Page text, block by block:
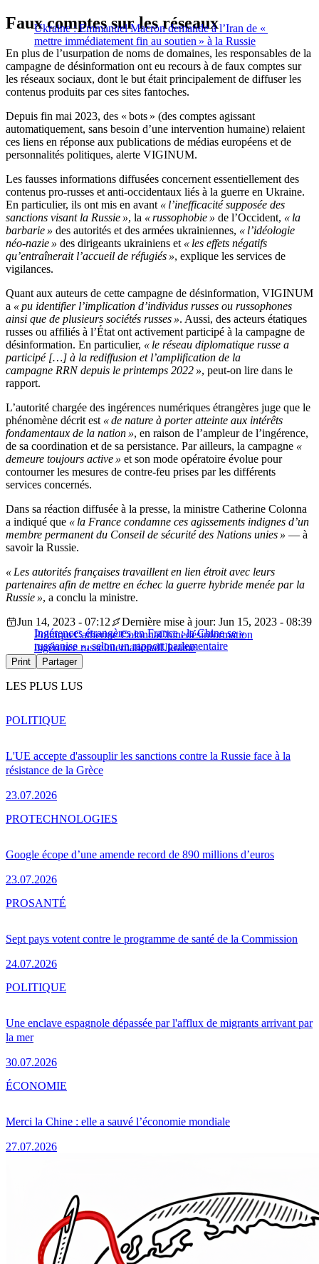
Ukraine : Emmanuel Macron demande à l’Iran de «
mettre immédiatement fin au soutien » à la Russie
Faux comptes sur les réseaux
En plus de l’usurpation de noms de domaines, les responsables de la
campagne de désinformation ont eu recours à de faux comptes sur
les réseaux sociaux, dont le but était principalement de diffuser les
contenus produits par ces sites fantoches.
Depuis fin mai 2023, des « bots » (des comptes agissant
automatiquement, sans besoin d’une intervention humaine) relaient
ces liens en réponse aux publications de médias européens et de
personnalités politiques, alerte VIGINUM.
Les fausses informations diffusées concernent essentiellement des
contenus pro-russes et anti-occidentaux liés à la guerre en Ukraine.
En particulier, ils ont mis en avant « l’inefficacité supposée des
sanctions visant la Russie », la « russophobie » de l’Occident, « la
barbarie » des autorités et des armées ukrainiennes, « l’idéologie
néo-nazie » des dirigeants ukrainiens et « les effets négatifs
qu’entraînerait l’accueil de réfugiés », explique les services de
vigilances.
Quant aux auteurs de cette campagne de désinformation, VIGINUM
a « pu identifier l’implication d’individus russes ou russophones
ainsi que de plusieurs sociétés russes ». Aussi, des acteurs étatiques
russes ou affiliés à l’État ont activement participé à la campagne de
désinformation. En particulier, « le réseau diplomatique russe a
participé […] à la rediffusion et l’amplification de la
campagne RRN depuis le printemps 2022 », peut-on lire dans le
rapport.
L’autorité chargée des ingérences numériques étrangères juge que le
phénomène décrit est « de nature à porter atteinte aux intérêts
fondamentaux de la nation », en raison de l’ampleur de l’ingérence,
de sa coordination et de sa persistance. Par ailleurs, la campagne «
demeure toujours active » et son mode opératoire évolue pour
contourner les mesures de contre-feu prises par les différents
services concernés.
Dans sa réaction diffusée à la presse, la ministre Catherine Colonna
a indiqué que « la France condamne ces agissements indignes d’un
membre permanent du Conseil de sécurité des Nations unies » — à
savoir la Russie.
« Les autorités françaises travaillent en lien étroit avec leurs
partenaires afin de mettre en échec la guerre hybride menée par la
Russie », a conclu la ministre.
Ingérences étrangères en France : la Chine se «
russianise », selon un rapport parlementaire
Jun 14, 2023 - 07:12
Dernière mise à jour: Jun 15, 2023 - 08:39
PolitiqueCatherine ColonnaChinedésinformation
ingérence russeInternationalUkraine
Print Partager
LES PLUS LUS
L'UE accepte d'assouplir les sanctions contre la Russie face à la
résistance de la Grèce
23.07.2026
POLITIQUE
Google écope d’une amende record de 890 millions d’euros
23.07.2026
PROTECHNOLOGIES
Sept pays votent contre le programme de santé de la Commission
24.07.2026
PROSANTÉ
Une enclave espagnole dépassée par l'afflux de migrants arrivant par
la mer
30.07.2026
POLITIQUE
Merci la Chine : elle a sauvé l’économie mondiale
27.07.2026
ÉCONOMIE